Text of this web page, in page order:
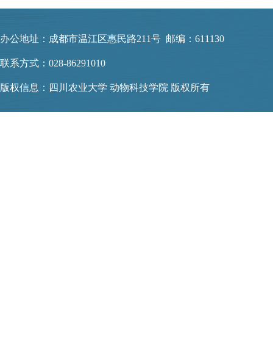
办公地址：成都市温江区惠民路211号 邮编：611130
联系方式：028-86291010
版权信息：四川农业大学 动物科技学院 版权所有